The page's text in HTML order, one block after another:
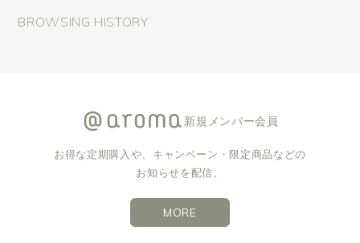
BROWSING HISTORY
新規メンバー会員
お得な定期購入や、キャンペーン・限定商品などの
お知らせを配信。
MORE